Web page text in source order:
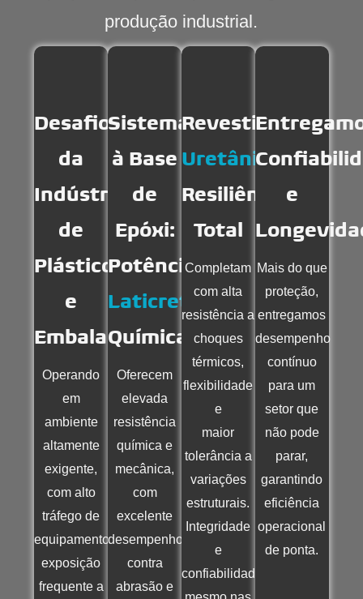
produção industrial.
Desafios
da
Indústria
de
Plásticos
e
Embalagens
Operando
em
ambiente
altamente
exigente,
com alto
tráfego de
equipamentos,
exposição
frequente a
Sistemas
à Base
de
Epóxi:
Potência
Laticrete
Química
Oferecem
elevada
resistência
química e
mecânica,
com
excelente
desempenho
contra
abrasão e
Revestimentos
Uretânicos:
Resiliência
Total
Completam
com alta
resistência a
choques
térmicos,
flexibilidade
e
maior
tolerância a
variações
estruturais.
Integridade
e
confiabilidade
e
Mais do que
proteção,
entregamos
desempenho
contínuo
para um
setor que
não pode
parar,
garantindo
eficiência
operacional
de ponta.